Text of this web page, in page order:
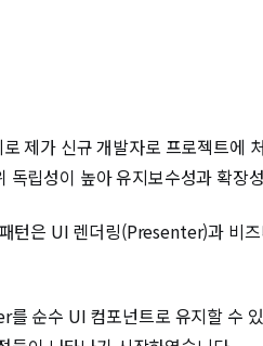
제가 신규 개발자로 프로젝트에
립성이 높아 유지보수성과 확장
턴은 UI 렌더링(Presenter)과 비
순수 UI 컴포넌트로 유지할 수